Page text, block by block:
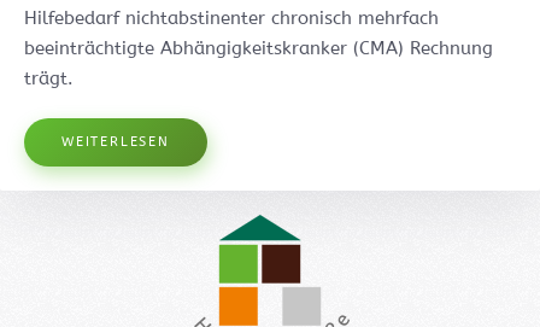
Hilfebedarf nichtabstinenter chronisch mehrfach
beeinträchtigte Abhängigkeitskranker (CMA) Rechnung
trägt.
WEITERLESEN